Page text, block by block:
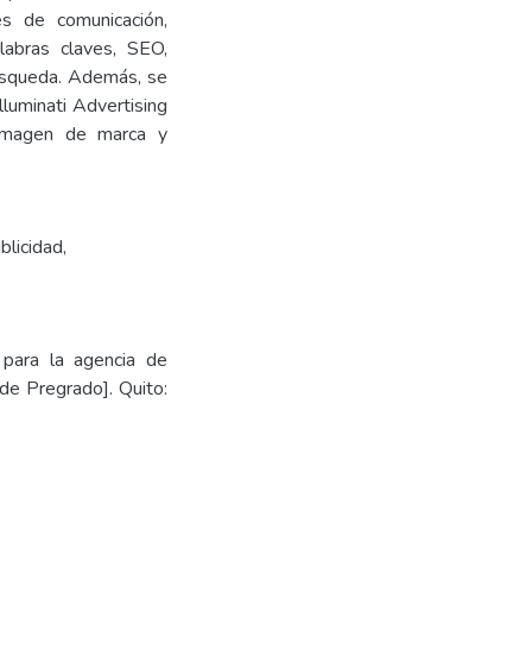
de comunicación,
claves, SEO,
Además, se
Advertising
de marca y
,
la agencia de
Pregrado]. Quito: